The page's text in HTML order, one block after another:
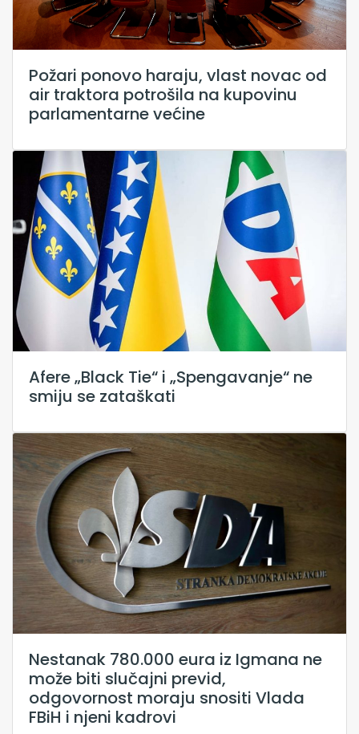
Požari ponovo haraju, vlast novac od
air traktora potrošila na kupovinu
parlamentarne većine
Afere „Black Tie“ i „Spengavanje“ ne
smiju se zataškati
Nestanak 780.000 eura iz Igmana ne
može biti slučajni previd,
odgovornost moraju snositi Vlada
FBiH i njeni kadrovi